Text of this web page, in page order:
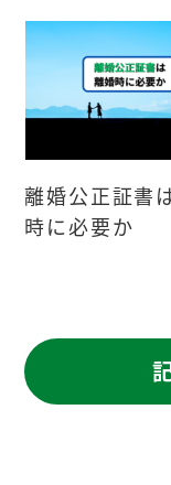
離婚公正証書
時に必要か